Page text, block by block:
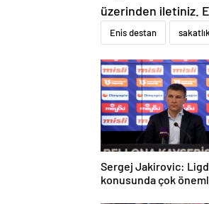
üzerinden iletiniz.
Enis destan
Sergej Jakirovic:
konusunda çok